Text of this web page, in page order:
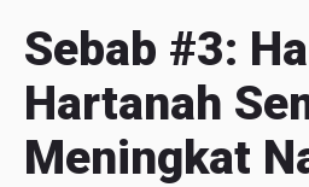
Sebab #3:
Hartanah
Meningkat